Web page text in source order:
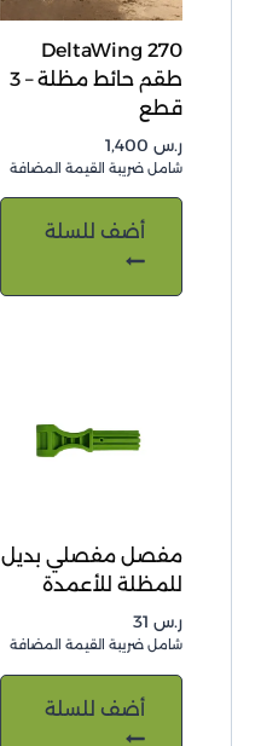
DeltaWing 270
طقم حائط مظلة – 3
قطع
ر.س
شامل ضريبة القيمة المضافة
أضف للسلة
مفصل مفصلي بديل
للمظلة للأعمدة
ر.س
شامل ضريبة القيمة المضافة
أضف للسلة